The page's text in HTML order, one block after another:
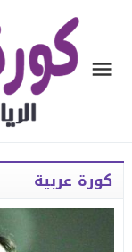
كورة عربية